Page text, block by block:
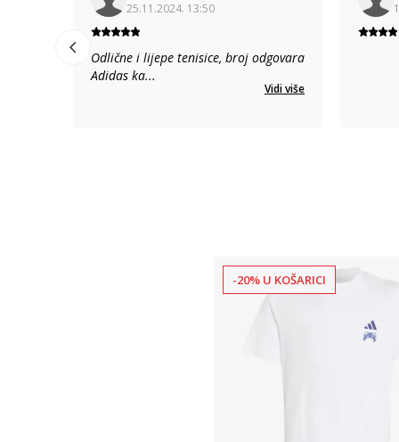
25.11.2024. 13:50
Odlične i lijepe tenisice, broj odgovara
Adidas ka...
Vidi više
-20% U KOŠARICI